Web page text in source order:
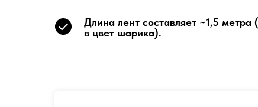
Длина лент составляет ~1,5
в цвет шарика).